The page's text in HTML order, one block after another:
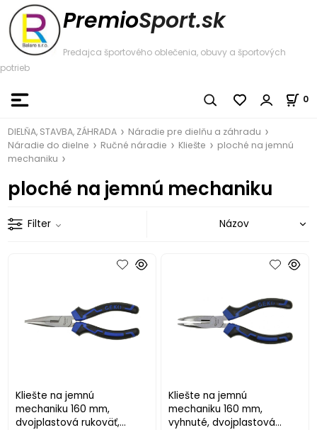
PremioSport.sk
Predajca športového oblečenia, obuvy a športových
potrieb
0
DIELŇA, STAVBA, ZÁHRADA
Náradie pre dielňu a záhradu
Náradie do dielne
Ručné náradie Kliešte
ploché na jemnú
mechaniku
ploché na jemnú mechaniku
Filter
Kliešte na jemnú
mechaniku 160 mm,
dvojplastová rukoväť,
Kliešte na jemnú
mechaniku 160 mm,
vyhnuté, dvojplastová